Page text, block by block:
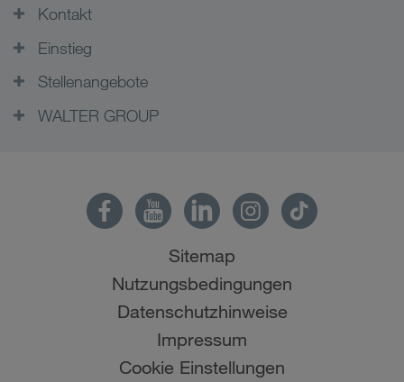
Kontakt
Einstieg
Stellenangebote
WALTER GROUP
Sitemap
Nutzungsbedingungen
Datenschutzhinweise
Impressum
Cookie Einstellungen